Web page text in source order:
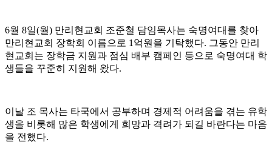
6월 8일(월) 만리현교회 조준철 담임목사는 숙명여대를 찾아
만리현교회 장학회 이름으로 1억원을 기탁했다. 그동안 만리
현교회는 장학금 지원과 점심 배부 캠페인 등으로 숙명여대 학
생들을 꾸준히 지원해 왔다.
이날 조 목사는 타국에서 공부하며 경제적 어려움을 겪는 유학
생을 비롯해 많은 학생에게 희망과 격려가 되길 바란다는 마음
을 전했다.